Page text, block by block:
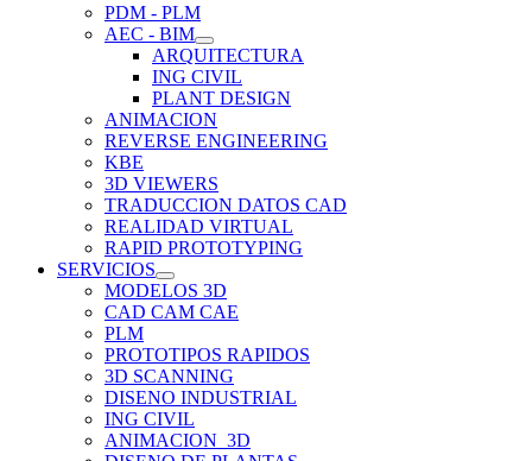
PDM - PLM
AEC - BIM
ARQUITECTURA
ING CIVIL
PLANT DESIGN
ANIMACION
REVERSE ENGINEERING
KBE
3D VIEWERS
TRADUCCION DATOS CAD
REALIDAD VIRTUAL
RAPID PROTOTYPING
SERVICIOS
MODELOS 3D
CAD CAM CAE
PLM
PROTOTIPOS RAPIDOS
3D SCANNING
DISENO INDUSTRIAL
ING CIVIL
ANIMACION_3D